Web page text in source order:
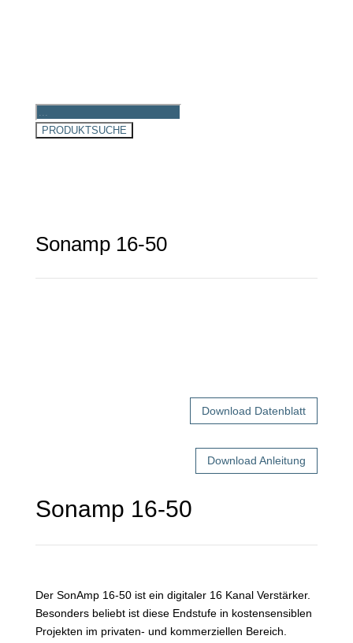
search
PRODUKTSUCHE
Sonamp 16-50
Download Datenblatt
Download Anleitung
Sonamp 16-50
Der SonAmp 16-50 ist ein digitaler 16 Kanal Verstärker.
Besonders beliebt ist diese Endstufe in kostensensiblen
Projekten im privaten- und kommerziellen Bereich.